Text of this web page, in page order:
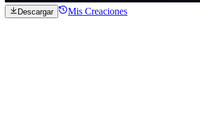
Descargar Mis Creaciones